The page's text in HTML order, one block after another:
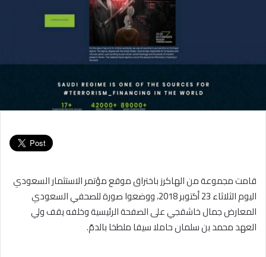
قامت مجموعة من الهاكرز باختراق موقع مؤتمر الاستثمار السعودي
اليوم الثلاثاء 23 أكتوبر 2018، ووضعوا صورة للصحفي السعودي
المعارض جمال خاشقجي على الصفحة الرئيسية وخلفه يقف ولي
العهد محمد بن سلمان حاملا سيفا ملطخا بالدمّ.